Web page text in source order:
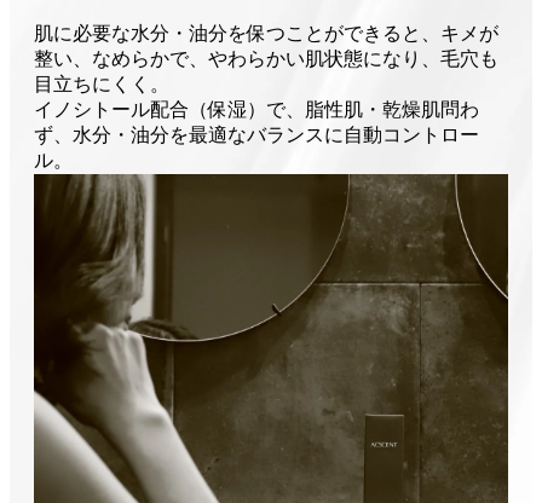
肌に必要な水分・油分を保つことができると、キメが
整い、なめらかで、やわらかい肌状態になり、毛穴も
目立ちにくく。
イノシトール配合（保湿）で、脂性肌・乾燥肌問わ
ず、水分・油分を最適なバランスに自動コントロー
ル。